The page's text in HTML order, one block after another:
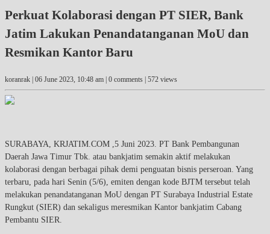
Perkuat Kolaborasi dengan PT SIER, Bank
Jatim Lakukan Penandatanganan MoU dan
Resmikan Kantor Baru
koranrak | 06 June 2023, 10:48 am | 0 comments | 572 views
SURABAYA, KRJATIM.COM ,5 Juni 2023. PT Bank Pembangunan
Daerah Jawa Timur Tbk. atau bankjatim semakin aktif melakukan
kolaborasi dengan berbagai pihak demi penguatan bisnis perseroan. Yang
terbaru, pada hari Senin (5/6), emiten dengan kode BJTM tersebut telah
melakukan penandatanganan MoU dengan PT Surabaya Industrial Estate
Rungkut (SIER) dan sekaligus meresmikan Kantor bankjatim Cabang
Pembantu SIER.